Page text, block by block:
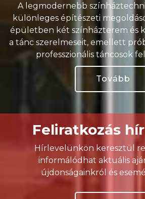
A legmodernebb
különleges építészeti
épületben két színházterem és
a tánc szerelmeseit, emellett
professzionális táncosok
Tovább
Feliratkozás
Hírlevelünkön keresztül
informálódhat aktuális
újdonságainkról és